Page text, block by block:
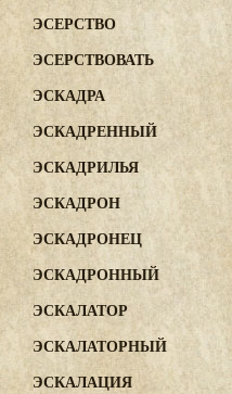
ЭСЕРСТВО
ЭСЕРСТВОВАТЬ
ЭСКАДРА
ЭСКАДРЕННЫЙ
ЭСКАДРИЛЬЯ
ЭСКАДРОН
ЭСКАДРОНЕЦ
ЭСКАДРОННЫЙ
ЭСКАЛАТОР
ЭСКАЛАТОРНЫЙ
ЭСКАЛАЦИЯ